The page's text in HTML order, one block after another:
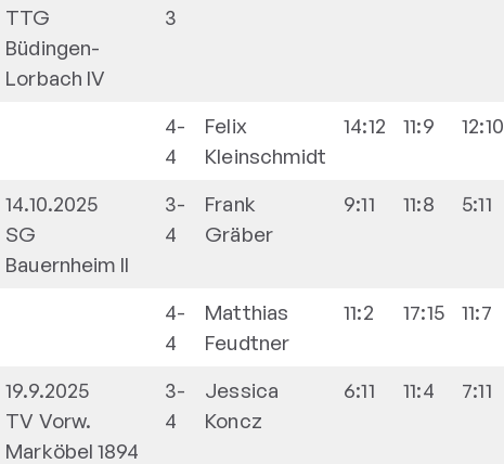
TTG
Büdingen-
Lorbach IV
3
4-
4
Felix
Kleinschmidt
14:12 11:9 12:10
14.10.2025
SG
Bauernheim II
3-
4
Frank
Gräber
9:11 11:8 5:11
4-
4
Matthias
Feudtner
11:2 17:15 11:7
19.9.2025
TV Vorw.
Marköbel 1894
3-
4
Jessica
Koncz
6:11 11:4 7:11